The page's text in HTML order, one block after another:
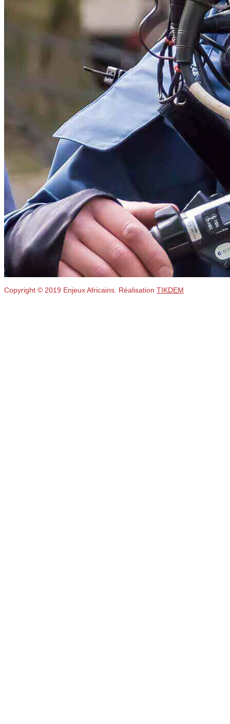
Copyright © 2019 Enjeux Africains. Réalisation TIKDEM